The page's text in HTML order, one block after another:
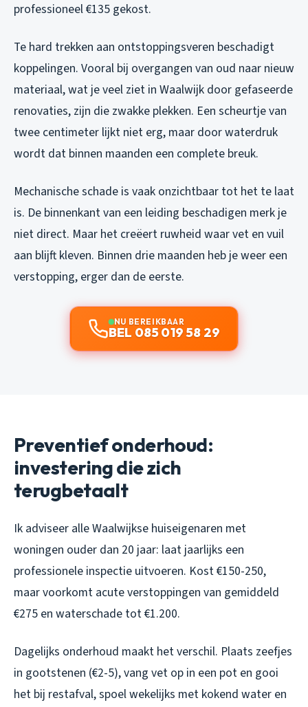
professioneel €135 gekost.
Te hard trekken aan ontstoppingsveren beschadigt
koppelingen. Vooral bij overgangen van oud naar nieuw
materiaal, wat je veel ziet in Waalwijk door gefaseerde
renovaties, zijn die zwakke plekken. Een scheurtje van
twee centimeter lijkt niet erg, maar door waterdruk
wordt dat binnen maanden een complete breuk.
Mechanische schade is vaak onzichtbaar tot het te laat
is. De binnenkant van een leiding beschadigen merk je
niet direct. Maar het creëert ruwheid waar vet en vuil
aan blijft kleven. Binnen drie maanden heb je weer een
verstopping, erger dan de eerste.
NU BEREIKBAAR
BEL 085 019 58 29
Preventief onderhoud:
investering die zich
terugbetaalt
Ik adviseer alle Waalwijkse huiseigenaren met
woningen ouder dan 20 jaar: laat jaarlijks een
professionele inspectie uitvoeren. Kost €150-250,
maar voorkomt acute verstoppingen van gemiddeld
€275 en waterschade tot €1.200.
Dagelijks onderhoud maakt het verschil. Plaats zeefjes
in gootstenen (€2-5), vang vet op in een pot en gooi
het bij restafval, spoel wekelijks met kokend water en